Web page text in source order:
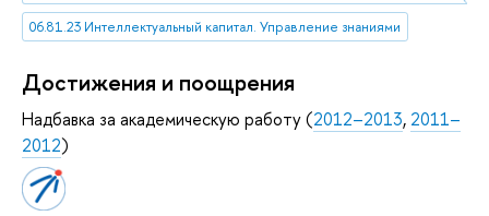
06.81.23 Интеллектуальный капитал. Управление знаниями
Достижения и поощрения
Надбавка за академическую работу (2012–2013, 2011–
2012)